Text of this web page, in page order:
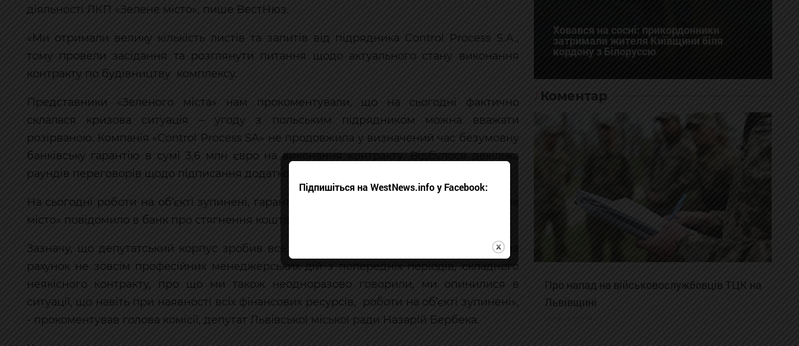
діяльності ЛКП «Зелене місто», пише ВестНюз.
«Ми отримали велику кількість листів та запитів від підрядника Control Process S.A.,
тому провели засідання та розглянути питання щодо актуального стану виконання
контракту по будівництву комплексу.
Представники «Зеленого міста» нам прокоментували, що на сьогодні фактично
склалася кризова ситуація – угоду з польським підрядником можна вважати
розірваною. Компанія «Control Process SA» не продовжила у визначений час безумовну
банківську гарантію в сумі 3,6 млн євро на виконання контракту. Відбулося декілька
раундів переговорів щодо підписання додаткової угоди, але вони не були успішними.
На сьогодні роботи на об’єкті зупинені, гарантія підрядником не надана, ЛКП «Зелене
місто» повідомило в банк про стягнення коштів з підрядника.
Зазначу, що депутатський корпус зробив все можливе, щоб завод будувався. Але, за
рахунок не зовсім професійних менеджерських дій з попередніх періодів, складного
неякісного контракту, про що ми також неодноразово говорили, ми опинилися в
ситуації, що навіть при наявності всіх фінансових ресурсів, роботи на об’єкті зупинені»,
- прокоментував голова комісії, депутат Львівської міської ради Назарій Бербека.
Ховався на сосні: прикордонники
затримали жителя Київщини біля
кордону з Білоруссю
Коментар
Про напад на військовослужбовців ТЦК на
Львівщині
Підпишіться на WestNews.info у Facebook: